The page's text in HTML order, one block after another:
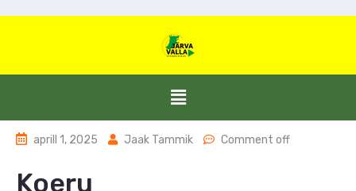
aprill 1, 2025 Jaak Tammik Comment off
Koeru